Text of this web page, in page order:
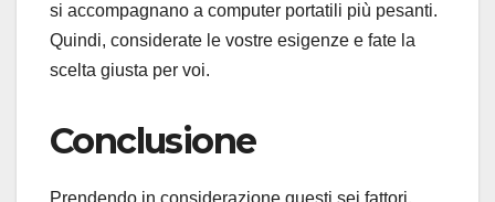
si accompagnano a computer portatili più pesanti.
Quindi, considerate le vostre esigenze e fate la
scelta giusta per voi.
Conclusione
Prendendo in considerazione questi sei fattori,